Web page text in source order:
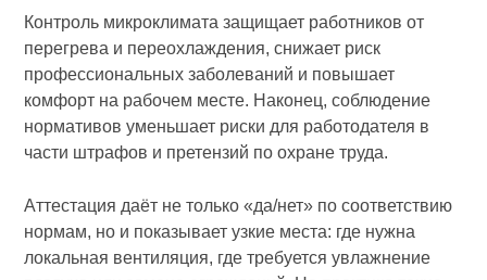
Контроль микроклимата защищает работников от
перегрева и переохлаждения, снижает риск
профессиональных заболеваний и повышает
комфорт на рабочем месте. Наконец, соблюдение
нормативов уменьшает риски для работодателя в
части штрафов и претензий по охране труда.
Аттестация даёт не только «да/нет» по соответствию
нормам, но и показывает узкие места: где нужна
локальная вентиляция, где требуется увлажнение